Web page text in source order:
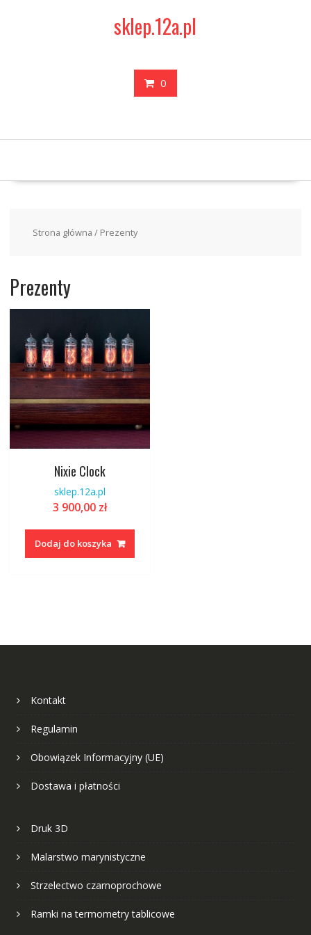
sklep.12a.pl
0
Strona główna / Prezenty
Prezenty
Nixie Clock
sklep.12a.pl
3 900,00 zł
Dodaj do koszyka
Kontakt
Regulamin
Obowiązek Informacyjny (UE)
Dostawa i płatności
Druk 3D
Malarstwo marynistyczne
Strzelectwo czarnoprochowe
Ramki na termometry tablicowe